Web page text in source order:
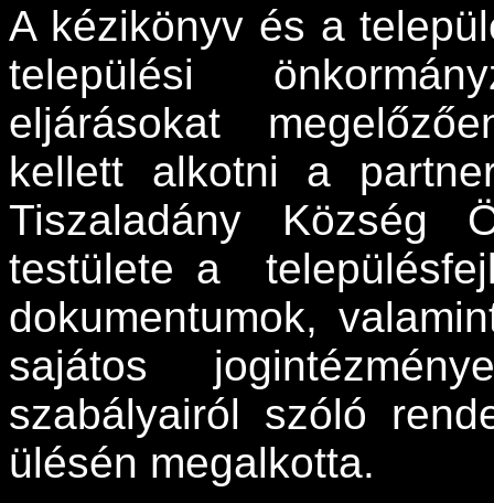
A kézikönyv és a
települési
eljárásokat
kellett alkotni a
Tiszaladány Község
testülete a
dokumentumok,
sajátos
szabályairól szóló
ülésén megalkotta.